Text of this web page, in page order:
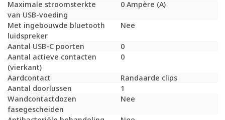
Maximale stroomsterkte
van USB-voeding
0 Ampère (A)
Met ingebouwde bluetooth
luidspreker
Nee
Aantal USB-C poorten
0
Aantal actieve contacten
(vierkant)
0
Aardcontact
Randaarde clips
Aantal doorlussen
1
Wandcontactdozen
fasegescheiden
Nee